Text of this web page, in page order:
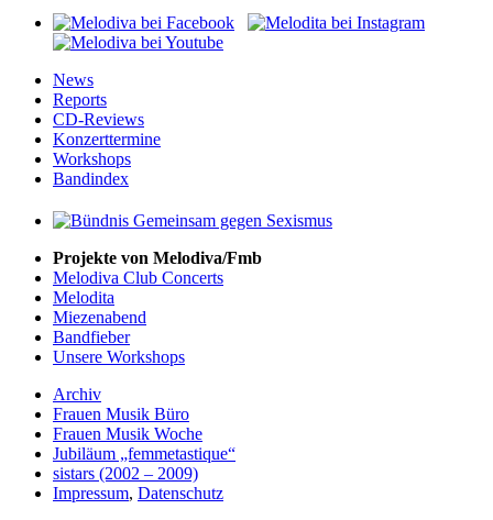
News
Reports
CD-Reviews
Konzerttermine
Workshops
Bandindex
Projekte von Melodiva/Fmb
Melodiva Club Concerts
Melodita
Miezenabend
Bandfieber
Unsere Workshops
Archiv
Frauen Musik Büro
Frauen Musik Woche
Jubiläum „femmetastique“
sistars (2002 – 2009)
Impressum, Datenschutz